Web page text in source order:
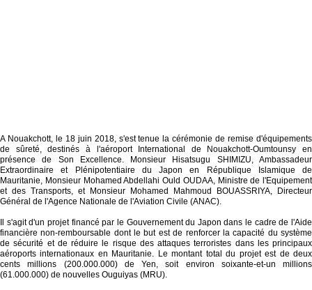
A Nouakchott, le 18 juin 2018, s'est tenue la cérémonie de remise d'équipements
de sûreté, destinés à l'aéroport International de Nouakchott-Oumtounsy en
présence de Son Excellence. Monsieur Hisatsugu SHIMIZU, Ambassadeur
Extraordinaire et Plénipotentiaire du Japon en République Islamique de
Mauritanie, Monsieur Mohamed Abdellahi Ould OUDAA, Ministre de l'Equipement
et des Transports, et Monsieur Mohamed Mahmoud BOUASSRIYA, Directeur
Général de l'Agence Nationale de l'Aviation Civile (ANAC).
Il s'agit d'un projet financé par le Gouvernement du Japon dans le cadre de l'Aide
financière non-remboursable dont le but est de renforcer la capacité du système
de sécurité et de réduire le risque des attaques terroristes dans les principaux
aéroports internationaux en Mauritanie. Le montant total du projet est de deux
cents millions (200.000.000) de Yen, soit environ soixante-et-un millions
(61.000.000) de nouvelles Ouguiyas (MRU).